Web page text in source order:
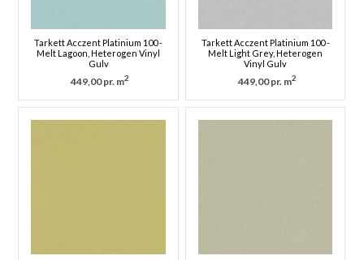
Tarkett Acczent Platinium 100 -
Melt Lagoon, Heterogen Vinyl
Gulv
449,00 pr. m2
Tarkett Acczent Platinium 100 -
Melt Light Grey, Heterogen
Vinyl Gulv
449,00 pr. m2